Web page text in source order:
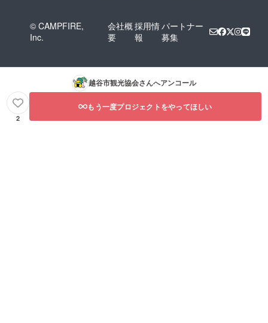
© CAMPFIRE,
Inc.
会社概
要
採用情
報
パートナー
募集
越谷市観光協会さんへアンコール
2
もう一度プロジェクトをやってほしい